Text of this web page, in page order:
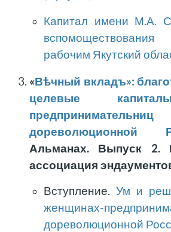
Капитал имени М.А.
рабочим Якутский
«Вѣчный вкладъ»:
целевые
дореволюционной
Альманах. Выпуск 2.
ассоциация
Вступление. Ум и
женщинах-
дореволюционной